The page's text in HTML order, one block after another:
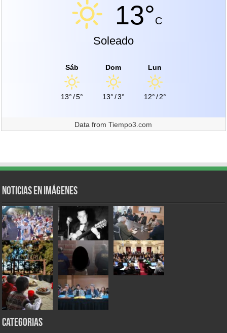
13°C
Soleado
Sáb
13°/5°
Dom
13°/3°
Lun
12°/2°
Data fromTiempo3.com
Noticias en Imágenes
Categorias